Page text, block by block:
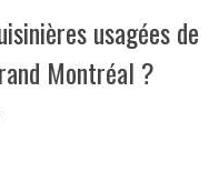
usagées de
Montréal ?